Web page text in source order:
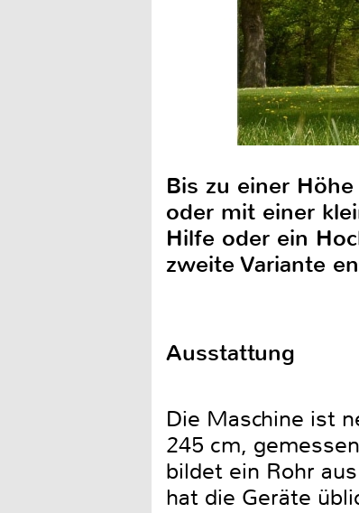
Bis zu einer
oder mit einer
Hilfe oder ein
zweite Variante
Ausstattung
Die Maschine ist
245 cm,
bildet ein Rohr
hat die Geräte